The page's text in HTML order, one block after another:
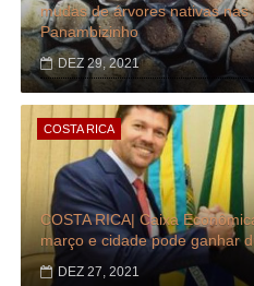
mudas de árvores nativas
Panambizinho
DEZ 29, 2021
COSTA RICA
COSTA RICA| Caixa
março e cidade pode ganhar
DEZ 27, 2021